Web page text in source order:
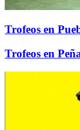
Trofeos en
Trofeos en